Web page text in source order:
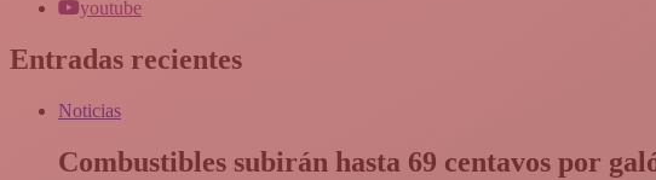
youtube
Entradas recientes
Noticias
Combustibles subirán hasta 69 centavos por